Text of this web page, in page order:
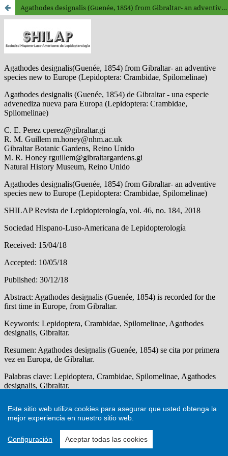
Agathodes designalis (Guenée, 1854) from Gibraltar- an adventive species new to Europe (Lepidoptera: Crambidae, Spilomelinae)
Este sitio web utiliza cookies para asegurar que usted obtenga la
mejor experiencia en nuestro sitio web.
Configuración Aceptar todas las cookies